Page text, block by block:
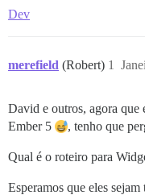
Dev
merefield (Robert) 1
David e outros, agora que
Ember 5
, tenho que
Qual é o roteiro para
Esperamos que eles